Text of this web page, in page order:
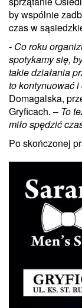
by wspólnie
czas w
- Co roku
spotykamy się,
takie działania
to kontynuować
Domagalska,
Gryficach. – To
miło spędzić
Po skończonej